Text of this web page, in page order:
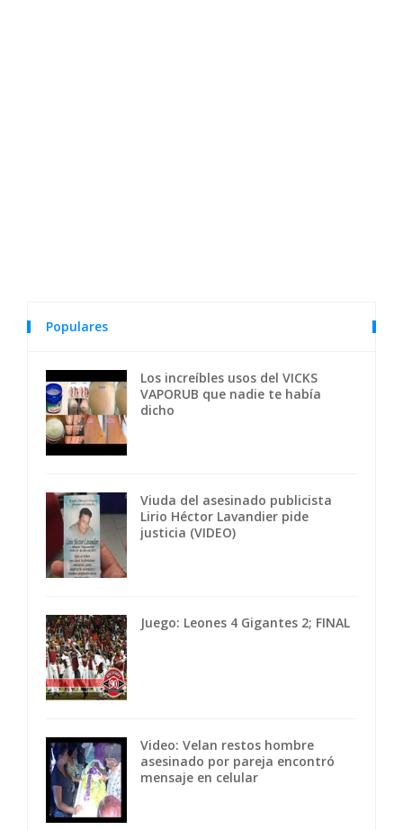
Populares
Los increíbles usos del VICKS
VAPORUB que nadie te había
dicho
Viuda del asesinado publicista
Lirio Héctor Lavandier pide
justicia (VIDEO)
Juego: Leones 4 Gigantes 2; FINAL
Video: Velan restos hombre
asesinado por pareja encontró
mensaje en celular